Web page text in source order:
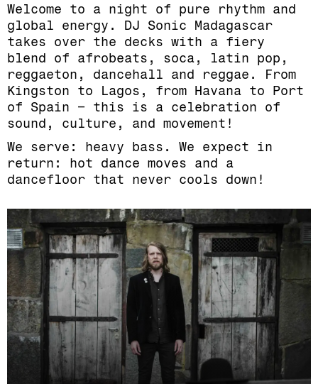
Welcome to a night of pure rhythm and
global energy. DJ Sonic Madagascar
takes over the decks with a fiery
blend of afrobeats, soca, latin pop,
reggaeton, dancehall and reggae. From
Kingston to Lagos, from Havana to Port
of Spain – this is a celebration of
sound, culture, and movement!
We serve: heavy bass. We expect in
return: hot dance moves and a
dancefloor that never cools down!